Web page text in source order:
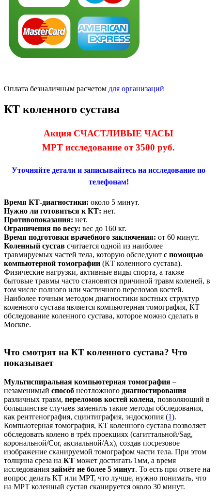
Оплата безналичным расчетом для организаций
КТ коленного сустава
Акция СЧАСТЛИВЫЕ ЧАСЫ
МРТ исследование от 3500 руб.
Уточняйте детали и записывайтесь на исследование по
телефонам!
Время КТ-диагностики: около 5 минут.
Нужно ли готовиться к КТ: нет.
Противопоказания: нет.
Ограничения по весу: вес до 160 кг.
Время подготовки врачебного заключения: от 60 минут.
Коленный сустав считается одной из наиболее
травмируемых частей тела, которую обследуют с помощью
компьютерной томографии (КТ коленного сустава).
Физические нагрузки, активные виды спорта, а также
бытовые травмы часто становятся причиной травм коленей, в
том числе полного или частичного переломов костей.
Наиболее точным методом диагностики костных структур
коленного сустава является компьютерная томография, КТ
обследование коленного сустава, которое можно сделать в
Москве.
Что смотрят на КТ коленного сустава? Что
показывает
Мультиспиральная компьютерная томография –
незаменимый способ неотложного диагностирования
различных травм, переломов костей колена, позволяющий в
большинстве случаев заменить такие методы обследования,
как рентгенография, сцинтиграфия, эндоскопия (1).
Компьютерная томография, КТ коленного сустава позволяет
обследовать колено в трёх проекциях (сагиттальной/Sag,
корональной/Cor, аксиальной/Ax), создав посрезовое
изображение сканируемой томографом части тела. При этом
толщина среза на КТ может достигать 1мм, а время
исследования займёт не более 5 минут. То есть при ответе на
вопрос делать КТ или МРТ, что лучше, нужно понимать, что
на МРТ коленный сустав сканируется около 30 минут.